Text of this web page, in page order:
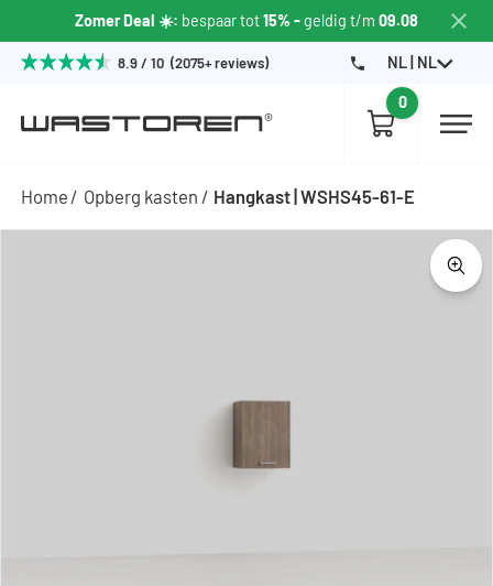
Zomer Deal ☀️: bespaar tot15% -geldig t/m 09.08
8.9 / 10 (2075+ reviews) NL | NL
0
Home Opberg kasten Hangkast | WSHS45-61-E